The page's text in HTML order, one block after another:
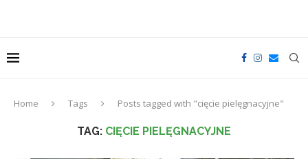
Home Tags Posts tagged with "cięcie pielęgnacyjne"
TAG: CIĘCIE PIELĘGNACYJNE